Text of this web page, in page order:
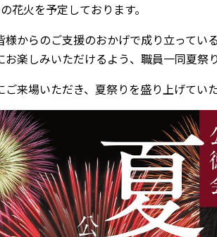
花火を予定しております。
様からのご支援のおかげで成り立って
お楽しみいただけるよう、職員一同夏祭
来場いただき、夏祭りを盛り上げてい